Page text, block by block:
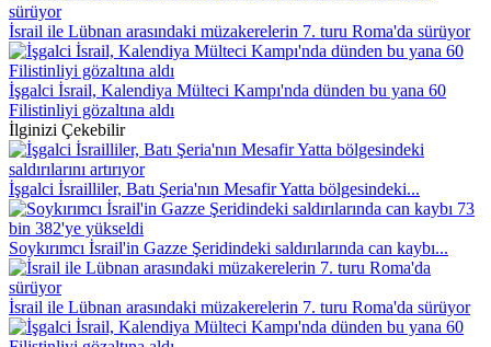
İsrail ile Lübnan arasındaki müzakerelerin 7. turu Roma'da sürüyor
İşgalci İsrail, Kalendiya Mülteci Kampı'nda dünden bu yana 60
Filistinliyi gözaltına aldı
İlginizi Çekebilir
İşgalci İsrailliler, Batı Şeria'nın Mesafir Yatta bölgesindeki...
Soykırımcı İsrail'in Gazze Şeridindeki saldırılarında can kaybı...
İsrail ile Lübnan arasındaki müzakerelerin 7. turu Roma'da sürüyor